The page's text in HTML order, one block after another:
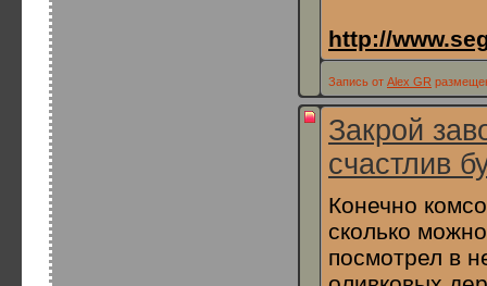
http://
Запись от Alex GR
Закрой
счастлив
Конечно
сколько
посмотрел в